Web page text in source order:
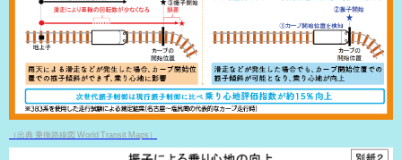
（出典 乗換路線図 World Transit Maps）